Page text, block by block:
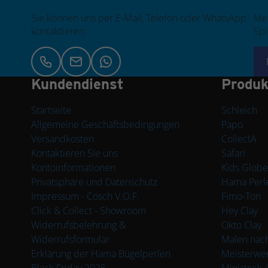
Sie können uns per E-Mail, Telefon oder WhatsApp
kontaktieren.
Kundendienst
Startseite
Allgemeine Geschäftsbedingungen
Versandkosten
Kontaktieren Sie uns
Kontoinformationen
Privatsphäre und Datenschutz
Impressum - Cosch V.O.F.
Click & Collect - Showroom
Widerrufsbelehrung &
Widerrufsformular
Erklärung der Hama Bügelperlen
Schleich
Papo
CollectA
Safari
Kids
Hama
Fimo-Ton
Hey Clay
Okto Clay
Malen